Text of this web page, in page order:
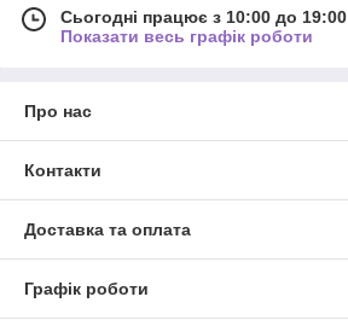
Сьогодні працює з 10:00 до 19:00
Показати весь графік роботи
Про нас
Контакти
Доставка та оплата
Графік роботи